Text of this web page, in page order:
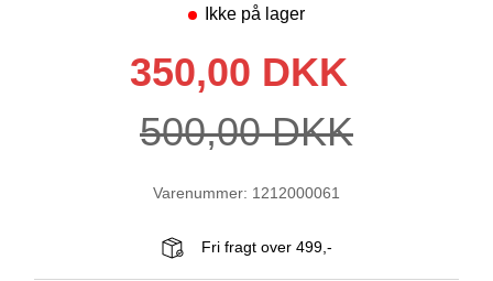
Ikke på lager
350,00 DKK
500,00 DKK
Varenummer: 1212000061
Fri fragt over 499,-